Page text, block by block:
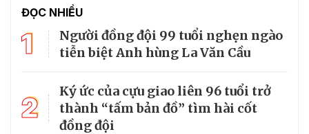
ĐỌC NHIỀU
1
Người đồng đội 99 tuổi nghẹn ngào
tiễn biệt Anh hùng La Văn Cầu
2
Ký ức của cựu giao liên 96 tuổi trở
thành “tấm bản đồ” tìm hài cốt
đồng đội